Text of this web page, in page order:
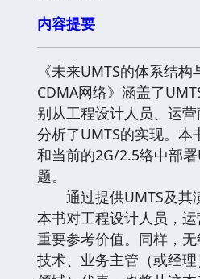
内容提要
《未来UMTS的体系结
CDMA网络》涵盖了
别从工程设计人员、运
分析了UMTS的实现。
和当前的2G/2.5络中部
题。
通过提供UMTS及其
本书对工程设计人员，
重要参考价值。同样，
技术、业务主管（或经